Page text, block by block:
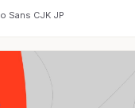
Sans CJK JP